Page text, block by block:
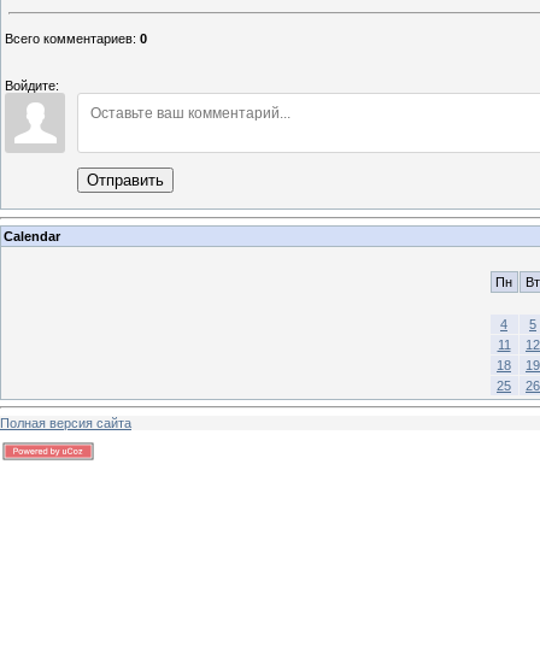
Всего комментариев: 0
Войдите:
Отправить
Calendar
Пн Вт
4
5
11
12
18
19
25
26
Полная версия сайта